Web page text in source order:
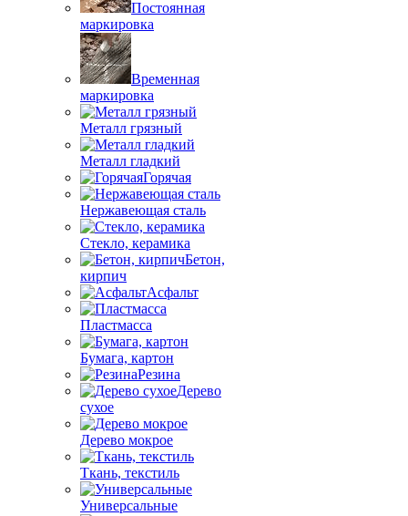
Постоянная
маркировка
Временная
маркировка
Металл грязный
Металл гладкий
Горячая
Нержавеющая сталь
Стекло, керамика
Бетон,
кирпич
Асфальт
Пластмасса
Бумага, картон
Резина
Дерево
сухое
Дерево мокрое
Ткань, текстиль
Универсальные